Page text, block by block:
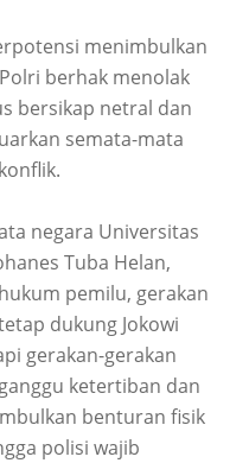
menimbulkan
berhak menolak
bersikap netral dan
semata-mata
negara Universitas
Tuba Helan,
pemilu, gerakan
dukung Jokowi
gerakan-gerakan
ketertiban dan
benturan fisik
polisi wajib